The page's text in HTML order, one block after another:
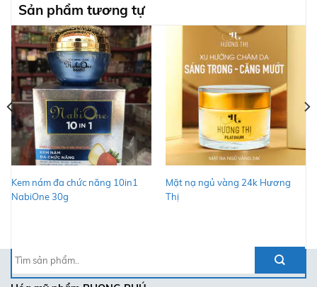
Sản phẩm tương tự
Kem nám đa chức năng 10in1
NabiOne 30g
Mặt nạ ngủ vàng 24k Hương
Thị
Tìm
kiếm: